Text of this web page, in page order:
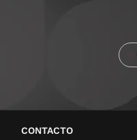
CONTACTO